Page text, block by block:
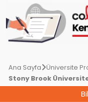
Ana Sayfa Üniversite
Stony Brook